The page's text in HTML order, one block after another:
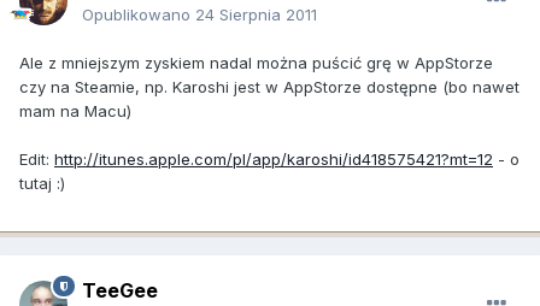
Opublikowano 24 Sierpnia 2011
Ale z mniejszym zyskiem nadal można puścić grę w AppStorze
czy na Steamie, np. Karoshi jest w AppStorze dostępne (bo nawet
mam na Macu)
Edit: http://itunes.apple.com/pl/app/karoshi/id418575421?mt=12 - o
tutaj :)
TeeGee